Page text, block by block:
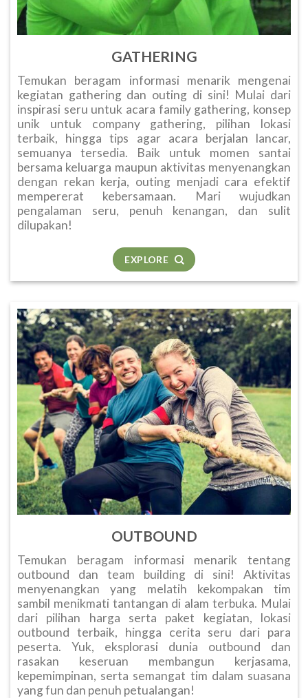
GATHERING
Temukan beragam informasi menarik mengenai
kegiatan gathering dan outing di sini! Mulai dari
inspirasi seru untuk acara family gathering, konsep
unik untuk company gathering, pilihan lokasi
terbaik, hingga tips agar acara berjalan lancar,
semuanya tersedia. Baik untuk momen santai
bersama keluarga maupun aktivitas menyenangkan
dengan rekan kerja, outing menjadi cara efektif
mempererat kebersamaan. Mari wujudkan
pengalaman seru, penuh kenangan, dan sulit
dilupakan!
EXPLORE
OUTBOUND
Temukan beragam informasi menarik tentang
outbound dan team building di sini! Aktivitas
menyenangkan yang melatih kekompakan tim
sambil menikmati tantangan di alam terbuka. Mulai
dari pilihan harga serta paket kegiatan, lokasi
outbound terbaik, hingga cerita seru dari para
peserta. Yuk, eksplorasi dunia outbound dan
rasakan keseruan membangun kerjasama,
kepemimpinan, serta semangat tim dalam suasana
yang fun dan penuh petualangan!